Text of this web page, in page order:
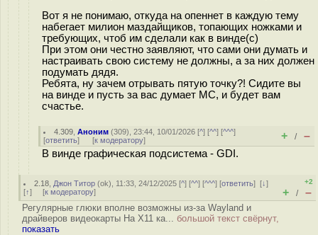
Вот я не понимаю, откуда на опеннет в каждую тему
набегает милион маздайщиков, топающих ножками и
требующих, чтоб им сделали как в винде(с)
При этом они честно заявляют, что сами они думать и
настраивать свою систему не должны, а за них должен
подумать дядя.
Ребята, ну зачем отрывать пятую точку?! Сидите вы
на винде и пусть за вас думает МС, и будет вам
счастье.
4.309 ,Аноним (309), 23:44, 10/01/2026 [^] [^^] [^^^]
[ответить] [к модератору] + / –
В винде графическая подсистема - GDI.
2.18 Джон Титор (ok), 11:33, 24/12/2025 [^] [^^] [^^^] [ответить][↓]
[↑] [к модератору]
+2
+ / –
Регулярные глюки вполне возможны из-за Wayland и
драйверов видеокарты На Х11 ка... большой текст свёрнут,
показать